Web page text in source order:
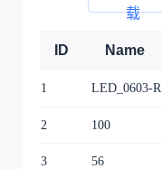
载
ID Name
1 LED_0603-R
2 100
3 56